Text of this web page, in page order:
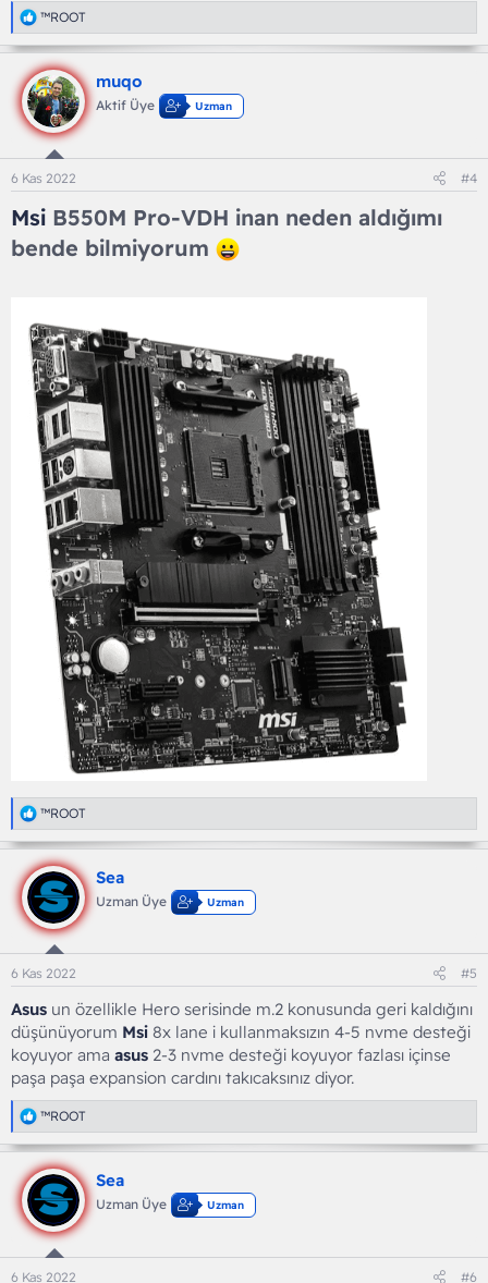
T
e
p
k
i
l
e
r
:
™ROOT
muqo
Aktif Üye Uzman
6 Kas 2022 #4
Msi B550M Pro-VDH inan neden aldığımı
bende bilmiyorum
T
e
p
k
i
l
e
r
:
™ROOT
Sea
Uzman Üye Uzman
6 Kas 2022 #5
Asus un özellikle Hero serisinde m.2 konusunda geri kaldığını
düşünüyorum Msi 8x lane i kullanmaksızın 4-5 nvme desteği
koyuyor ama asus 2-3 nvme desteği koyuyor fazlası içinse
paşa paşa expansion cardını takıcaksınız diyor.
T
e
p
k
i
l
e
r
:
™ROOT
Sea
Uzman Üye Uzman
6 Kas 2022 #6